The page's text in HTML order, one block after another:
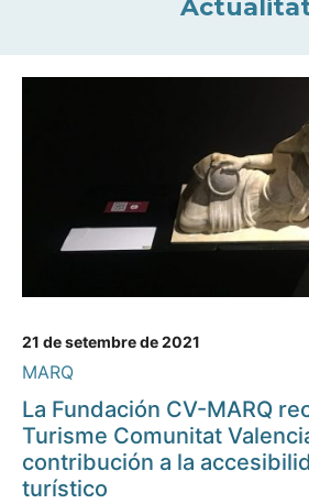
21 de setembre de 2021
MARQ
La Fundación CV-MARQ
Turisme Comunitat
contribución a la
turístico